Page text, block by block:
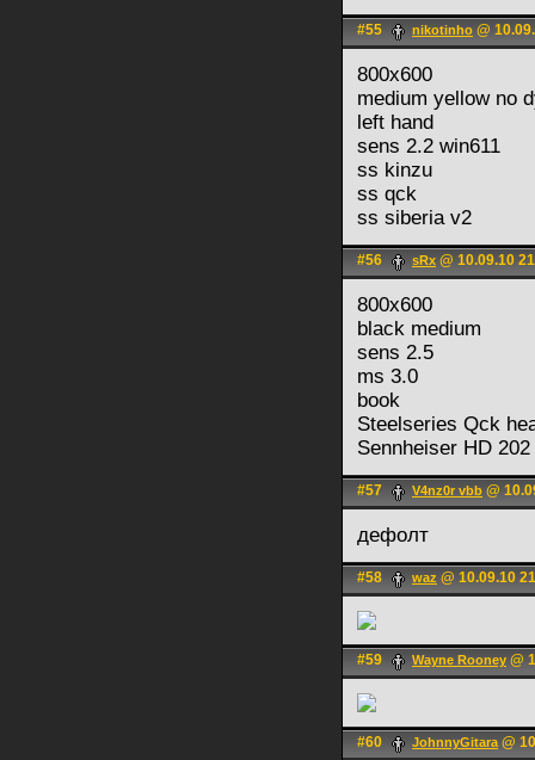
#55 nikotinho @
800x600
medium yellow no
left hand
sens 2.2 win611
ss kinzu
ss qck
ss siberia v2
#56 sRx @ 10.09.10
800x600
black medium
sens 2.5
ms 3.0
book
Steelseries Qck
Sennheiser HD 202
#57 V4nz0r vbb @
дефолт
#58 waz @ 10.09.10
#59 Wayne Rooney @
#60 JohnnyGitara@